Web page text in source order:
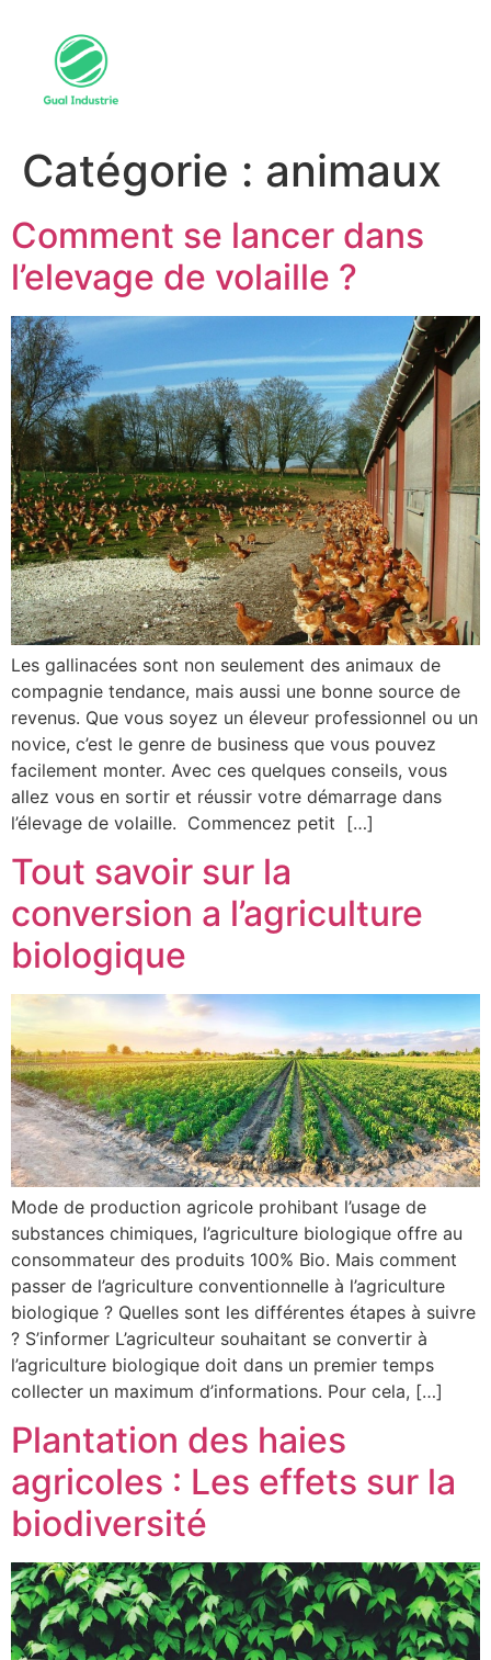
Catégorie : animaux
Comment se lancer dans
l’elevage de volaille ?
Les gallinacées sont non seulement des animaux de
compagnie tendance, mais aussi une bonne source de
revenus. Que vous soyez un éleveur professionnel ou un
novice, c’est le genre de business que vous pouvez
facilement monter. Avec ces quelques conseils, vous
allez vous en sortir et réussir votre démarrage dans
l’élevage de volaille. Commencez petit […]
Tout savoir sur la
conversion a l’agriculture
biologique
Mode de production agricole prohibant l’usage de
substances chimiques, l’agriculture biologique offre au
consommateur des produits 100% Bio. Mais comment
passer de l’agriculture conventionnelle à l’agriculture
biologique ? Quelles sont les différentes étapes à suivre
? S’informer L’agriculteur souhaitant se convertir à
l’agriculture biologique doit dans un premier temps
collecter un maximum d’informations. Pour cela, […]
Plantation des haies
agricoles : Les effets sur la
biodiversité